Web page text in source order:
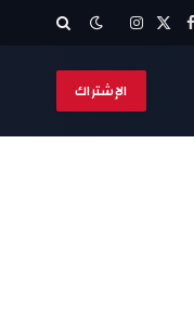
فيسبوك
X
الانستغرام
الإشتراك